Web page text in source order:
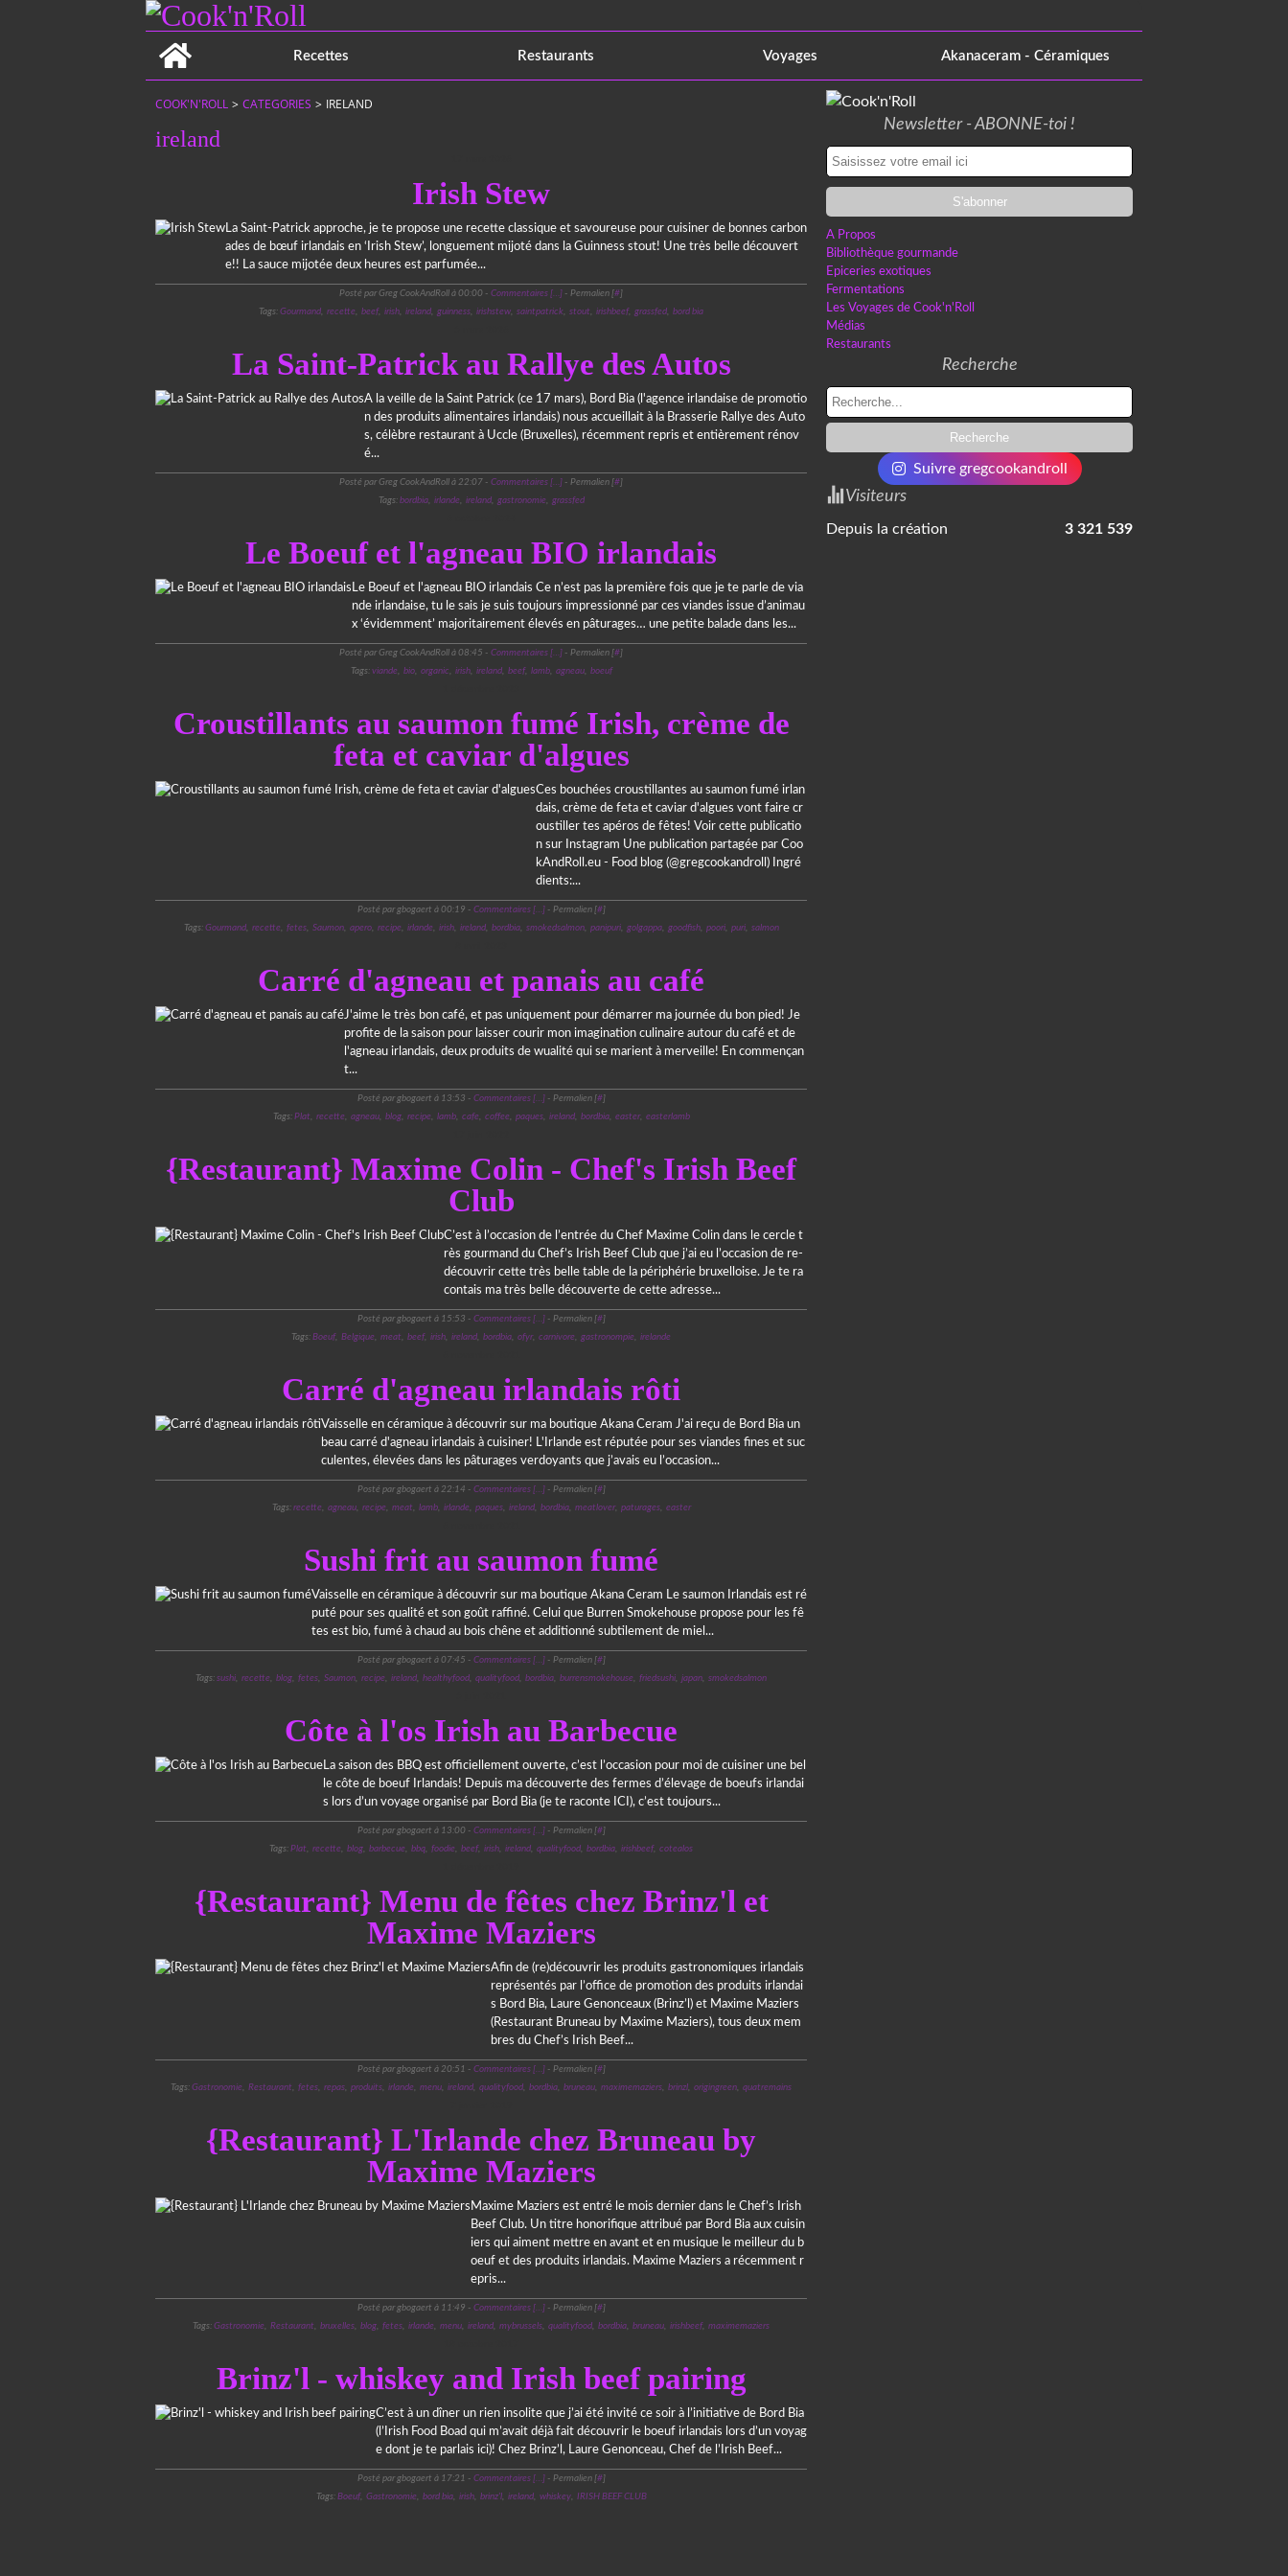
Recettes
Restaurants Voyages Akanaceram - Céramiques
COOK'N'ROLL > CATEGORIES > IRELAND
ireland
Irish Stew
La Saint-Patrick approche, je te propose une recette classique et savoureuse pour cuisiner de bonnes carbon
ades de bœuf irlandais en ‘Irish Stew’, longuement mijoté dans la Guinness stout! Une très belle découvert
e!! La sauce mijotée deux heures est parfumée...
Posté par Greg CookAndRoll à 00:00 - Commentaires […] - Permalien [#]
Tags: Gourmand, recette, beef, irish, ireland, guinness, irishstew, saintpatrick, stout, irishbeef, grassfed, bord bia
La Saint-Patrick au Rallye des Autos
A la veille de la Saint Patrick (ce 17 mars), Bord Bia (l'agence irlandaise de promotio
n des produits alimentaires irlandais) nous accueillait à la Brasserie Rallye des Auto
s, célèbre restaurant à Uccle (Bruxelles), récemment repris et entièrement rénov
é...
Posté par Greg CookAndRoll à 22:07 - Commentaires […] - Permalien [#]
Tags: bordbia, irlande, ireland, gastronomie, grassfed
Le Boeuf et l'agneau BIO irlandais
Le Boeuf et l'agneau BIO irlandais Ce n’est pas la première fois que je te parle de via
nde irlandaise, tu le sais je suis toujours impressionné par ces viandes issue d’animau
x ‘évidemment’ majoritairement élevés en pâturages… une petite balade dans les...
Posté par Greg CookAndRoll à 08:45 - Commentaires […] - Permalien [#]
Tags: viande, bio, organic, irish, ireland, beef, lamb, agneau, boeuf
Croustillants au saumon fumé Irish, crème de
feta et caviar d'algues
Ces bouchées croustillantes au saumon fumé irlan
dais, crème de feta et caviar d'algues vont faire cr
oustiller tes apéros de fêtes! Voir cette publicatio
n sur Instagram Une publication partagée par Coo
kAndRoll.eu - Food blog (@gregcookandroll) Ingré
dients:...
Posté par gbogaert à 00:19 - Commentaires […]- Permalien [#]
Tags: Gourmand, recette, fetes, Saumon, apero, recipe, irlande, irish, ireland, bordbia, smokedsalmon, panipuri, golgappa, goodfish, poori, puri, salmon
Carré d'agneau et panais au café
J'aime le très bon café, et pas uniquement pour démarrer ma journée du bon pied! Je
profite de la saison pour laisser courir mon imagination culinaire autour du café et de
l'agneau irlandais, deux produits de wualité qui se marient à merveille! En commençan
t...
Posté par gbogaert à 13:53 - Commentaires […]- Permalien [#]
Tags: Plat, recette, agneau, blog, recipe, lamb, cafe, coffee, paques, ireland, bordbia, easter, easterlamb
{Restaurant} Maxime Colin - Chef's Irish Beef
Club
C’est à l’occasion de l’entrée du Chef Maxime Colin dans le cercle t
rès gourmand du Chef’s Irish Beef Club que j’ai eu l’occasion de re-
découvrir cette très belle table de la périphérie bruxelloise. Je te ra
contais ma très belle découverte de cette adresse...
Posté par gbogaert à 15:53 - Commentaires […]- Permalien [#]
Tags: Boeuf, Belgique, meat, beef, irish, ireland, bordbia, ofyr, carnivore, gastronompie, irelande
Carré d'agneau irlandais rôti
Vaisselle en céramique à découvrir sur ma boutique Akana Ceram J'ai reçu de Bord Bia un
beau carré d'agneau irlandais à cuisiner! L'Irlande est réputée pour ses viandes fines et suc
culentes, élevées dans les pâturages verdoyants que j’avais eu l’occasion...
Posté par gbogaert à 22:14 - Commentaires […]- Permalien [#]
Tags: recette, agneau, recipe, meat, lamb, irlande, paques, ireland, bordbia, meatlover, paturages, easter
Sushi frit au saumon fumé
Vaisselle en céramique à découvrir sur ma boutique Akana Ceram Le saumon Irlandais est ré
puté pour ses qualité et son goût raffiné. Celui que Burren Smokehouse propose pour les fê
tes est bio, fumé à chaud au bois chêne et additionné subtilement de miel...
Posté par gbogaert à 07:45 - Commentaires […]- Permalien [#]
Tags: sushi, recette, blog, fetes, Saumon, recipe, ireland, healthyfood, qualityfood, bordbia, burrensmokehouse, friedsushi, japan, smokedsalmon
Côte à l'os Irish au Barbecue
La saison des BBQ est officiellement ouverte, c’est l’occasion pour moi de cuisiner une bel
le côte de boeuf Irlandais! Depuis ma découverte des fermes d’élevage de boeufs irlandai
s lors d’un voyage organisé par Bord Bia (je te raconte ICI), c’est toujours...
Posté par gbogaert à 13:00 - Commentaires […]- Permalien [#]
Tags: Plat, recette, blog, barbecue, bbq, foodie, beef, irish, ireland, qualityfood, bordbia, irishbeef, cotealos
{Restaurant} Menu de fêtes chez Brinz'l et
Maxime Maziers
Afin de (re)découvrir les produits gastronomiques irlandais
représentés par l’office de promotion des produits irlandai
s Bord Bia, Laure Genonceaux (Brinz’l) et Maxime Maziers
(Restaurant Bruneau by Maxime Maziers), tous deux mem
bres du Chef’s Irish Beef...
Posté par gbogaert à 20:51 - Commentaires […]- Permalien [#]
Tags: Gastronomie, Restaurant, fetes, repas, produits, irlande, menu, ireland, qualityfood, bordbia, bruneau, maximemaziers, brinzl, origingreen, quatremains
{Restaurant} L'Irlande chez Bruneau by
Maxime Maziers
Maxime Maziers est entré le mois dernier dans le Chef’s Irish
Beef Club. Un titre honorifique attribué par Bord Bia aux cuisin
iers qui aiment mettre en avant et en musique le meilleur du b
oeuf et des produits irlandais. Maxime Maziers a récemment r
epris...
Posté par gbogaert à 11:49 - Commentaires […]- Permalien [#]
Tags: Gastronomie, Restaurant, bruxelles, blog, fetes, irlande, menu, ireland, mybrussels, qualityfood, bordbia, bruneau, irishbeef, maximemaziers
Brinz'l - whiskey and Irish beef pairing
C’est à un dîner un rien insolite que j’ai été invité ce soir à l’initiative de Bord Bia
(l’Irish Food Boad qui m’avait déjà fait découvrir le boeuf irlandais lors d’un voyag
e dont je te parlais ici)! Chez Brinz’l, Laure Genonceau, Chef de l’Irish Beef...
Posté par gbogaert à 17:21 - Commentaires […]- Permalien [#]
Tags: Boeuf, Gastronomie, bord bia, irish, brinz'l, ireland, whiskey, IRISH BEEF CLUB
Newsletter - ABONNE-toi !
A Propos
Bibliothèque gourmande
Epiceries exotiques
Fermentations
Les Voyages de Cook'n'Roll
Médias
Restaurants
Recherche
Suivre gregcookandroll
Visiteurs
Depuis la création 3 321 539